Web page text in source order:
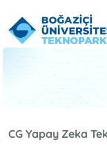
CG Yapay Zeka